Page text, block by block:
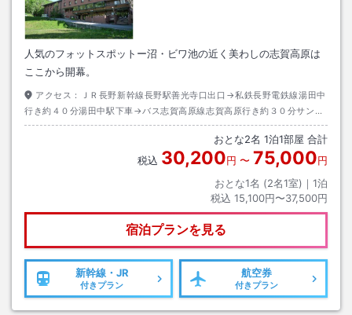
人気のフォットスポットー沼・ビワ池の近く美わしの志賀高原は
ここから開幕。
アクセス：
ＪＲ長野新幹線長野駅善光寺口出口→私鉄長野電鉄線湯田中
行き約４０分湯田中駅下車→バス志賀高原線志賀高原行き約３０分サンバ
レー下車→徒歩約５分
おとな2名 1泊1部屋 合計
税込 30,200円 〜 75,000円
おとな1名 (2名1室)｜ 1泊
税込 15,100円〜37,500円
宿泊プランを見る
新幹線・JR
付きプラン
航空券
付きプラン